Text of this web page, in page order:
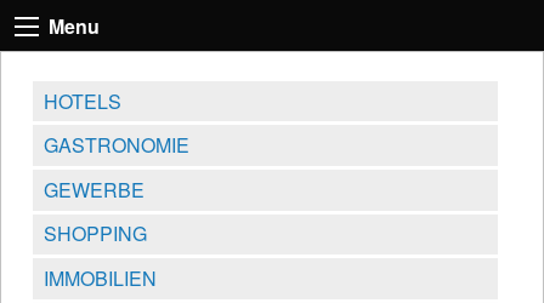
Menu
HOTELS
GASTRONOMIE
GEWERBE
SHOPPING
IMMOBILIEN